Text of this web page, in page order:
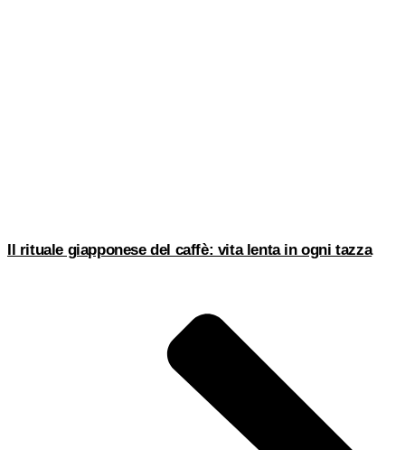
Il rituale giapponese del caffè: vita lenta in ogni tazza